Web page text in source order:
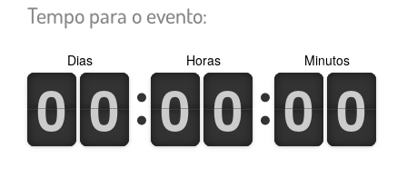
Tempo para o evento:
0
0
1
1 0
0
1
1
Dias
0
0
1
1 0
0
1
1
Horas
0
0
1
1 0
0
1
1
Minutos